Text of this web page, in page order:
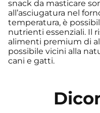
snack da masticare
all’asciugatura nel
temperatura, è
nutrienti essenziali. Il
alimenti premium di
possibile vicini alla
cani e gatti.